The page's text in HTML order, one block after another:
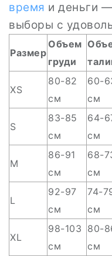
время и деньги
выборы с
Размер
Объем
груди
XS
80-82
см
60-
см
S
83-85
см
64-
см
M
86-91
см
68-
см
L
92-97
см
74-
см
XL
98-103
см
80-
см